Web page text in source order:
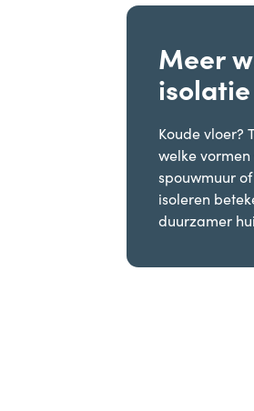
Meer
isolatie
Koude vloer?
welke
spouwmuur
isoleren
duurzamer